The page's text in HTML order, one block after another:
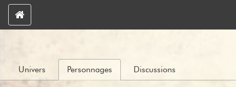
Univers Personnages Discussions